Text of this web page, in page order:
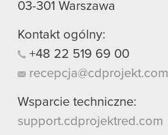
03-301 Warszawa
Kontakt ogólny:
+48 22 519 69 00
recepcja@cdprojekt.com
Wsparcie techniczne:
support.cdprojektred.com